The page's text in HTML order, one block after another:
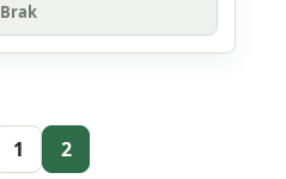
Brak
1 2